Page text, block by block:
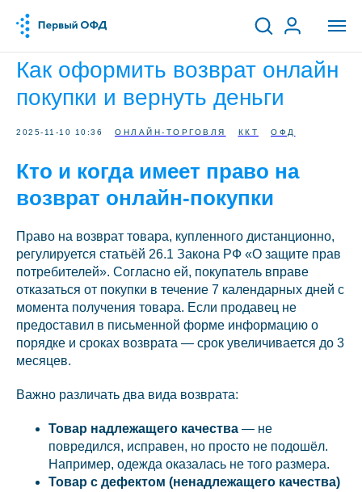
Как оформить возврат онлайн
покупки и вернуть деньги
2025-11-10 10:36 ОНЛАЙН-ТОРГОВЛЯ ККТ ОФД
Кто и когда имеет право на
возврат онлайн-покупки
Право на возврат товара, купленного дистанционно,
регулируется статьёй 26.1 Закона РФ «О защите прав
потребителей». Согласно ей, покупатель вправе
отказаться от покупки в течение 7 календарных дней с
момента получения товара. Если продавец не
предоставил в письменной форме информацию о
порядке и сроках возврата — срок увеличивается до 3
месяцев.
Важно различать два вида возврата:
Товар надлежащего качества — не
повредился, исправен, но просто не подошёл.
Например, одежда оказалась не того размера.
Товар с дефектом (ненадлежащего качества)